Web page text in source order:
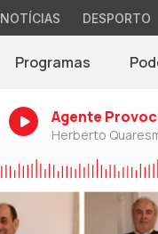
NOTÍCIAS DESPORTO
Programas
Agente
Herberto